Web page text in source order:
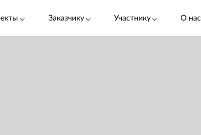
Заказчику Участнику О нас